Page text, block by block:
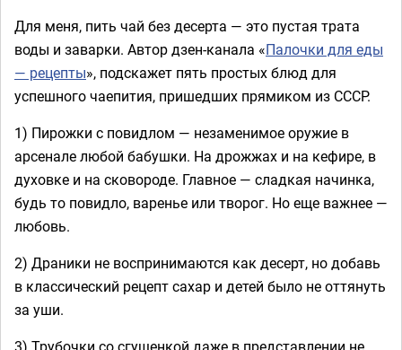
Для меня, пить чай без десерта — это пустая трата
воды и заварки. Автор дзен-канала «Палочки для еды
— рецепты», подскажет пять простых блюд для
успешного чаепития, пришедших прямиком из СССР.
1) Пирожки с повидлом — незаменимое оружие в
арсенале любой бабушки. На дрожжах и на кефире, в
духовке и на сковороде. Главное — сладкая начинка,
будь то повидло, варенье или творог. Но еще важнее —
любовь.
2) Драники не воспринимаются как десерт, но добавь
в классический рецепт сахар и детей было не оттянуть
за уши.